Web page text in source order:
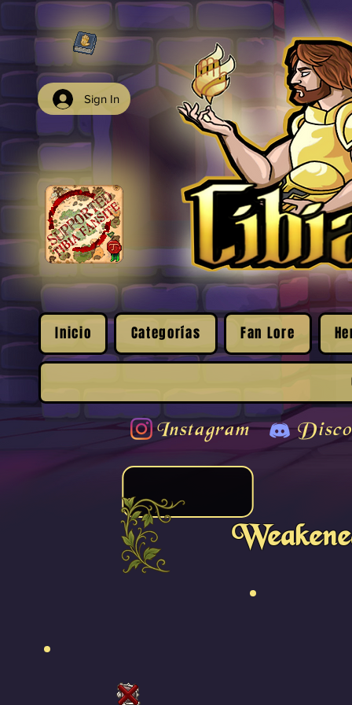
Sign In
Inicio Categorías Fan Lore
Instagram